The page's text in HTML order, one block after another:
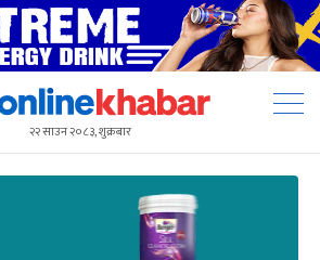
२२ साउन २०८३, शुक्रबार